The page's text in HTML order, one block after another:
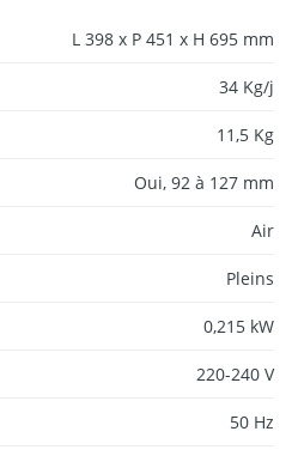
L 398 x P 451 x H 695 mm
34 Kg/j
11,5 Kg
Oui, 92 à 127 mm
Air
Pleins
0,215 kW
220-240 V
50 Hz